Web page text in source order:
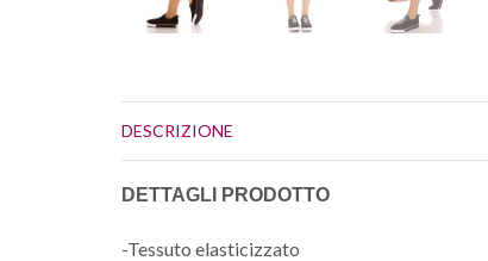
DESCRIZIONE
DETTAGLI PRODOTTO
-Tessuto elasticizzato